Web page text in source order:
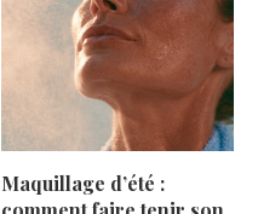
Maquillage d’été :